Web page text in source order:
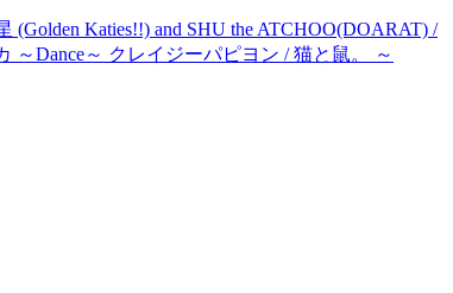
Katies!!) and SHU the ATCHOO(DOARAT) /
Dance～ クレイジーパピヨン / 猫と鼠。 ～